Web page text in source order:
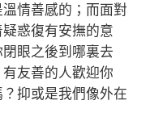
情善感的；而面對
惑復有安撫的意
眼之後到哪裏去
友善的人歡迎你
抑或是我們像外在